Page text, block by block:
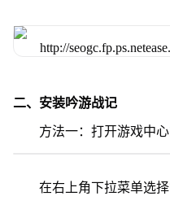
二、安装吟游战记
方法一：打开游戏中
在右上角下拉菜单选